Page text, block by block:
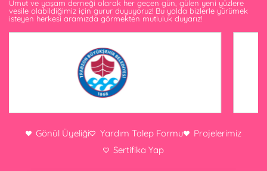
Umut ve yaşam derneği olarak her geçen gün, gülen yeni yüzlere
vesile olabildiğimiz için gurur duyuyoruz! Bu yolda bizlerle yürümek
isteyen herkesi aramızda görmekten mutluluk duyarız!
Gönül Üyeliği Yardım Talep Formu
Projelerimiz
Sertifika Yap